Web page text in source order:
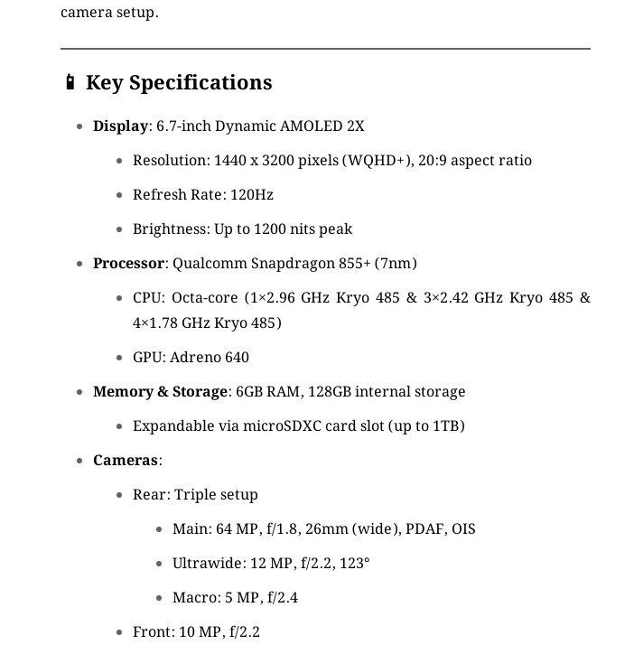
camera setup.
📱 Key Specifications
Display: 6.7-inch Dynamic AMOLED 2X
Resolution: 1440 x 3200 pixels (WQHD+), 20:9 aspect ratio
Refresh Rate: 120Hz
Brightness: Up to 1200 nits peak
Processor: Qualcomm Snapdragon 855+ (7nm)
CPU: Octa-core (1×2.96 GHz Kryo 485 & 3×2.42 GHz Kryo 485 &
4×1.78 GHz Kryo 485)
GPU: Adreno 640
Memory & Storage: 6GB RAM, 128GB internal storage
Expandable via microSDXC card slot (up to 1TB)
Cameras:
Rear: Triple setup
Main: 64 MP, f/1.8, 26mm (wide), PDAF, OIS
Ultrawide: 12 MP, f/2.2, 123°
Macro: 5 MP, f/2.4
Front: 10 MP, f/2.2